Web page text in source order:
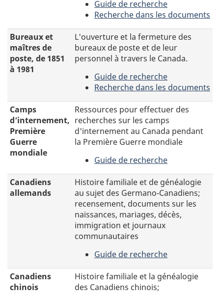
et
provinces
maritimes
les
films
de
1913
à
2006.
Guide de recherche
-
canadiens,
1869
à
Recherche dans les documents
Documents
concernant
les
canadiennes
pendant
la
révolution
industrielle.
Bureaux et
maîtres de
poste, de 1851
à 1981
L'ouverture et la fermeture des
bureaux de poste et de leur
personnel à travers le Canada.
Guide de recherche
-
et
maîtres
de
poste,
1851
à
1981
Recherche dans les documents
L'ouverture
et
la
fermeture
bureaux
de
poste
et
de
leur
personnel
à
travers
le
Canada.
Camps
d’internement,
Première
Guerre
mondiale
Ressources pour effectuer des
recherches sur les camps
d'internement au Canada pendant
la Première Guerre mondiale
Guide de recherche
Camps
d’internement,
Première
Guerre
mondiale
Canadiens
allemands
Histoire familiale et de généalogie
au sujet des Germano‑Canadiens;
recensement, documents sur les
naissances, mariages, décès,
immigration et journaux
communautaires
Guide de recherche
Canadiens
allemands
Canadiens
chinois
Histoire familiale et la généalogie
des Canadiens chinois;